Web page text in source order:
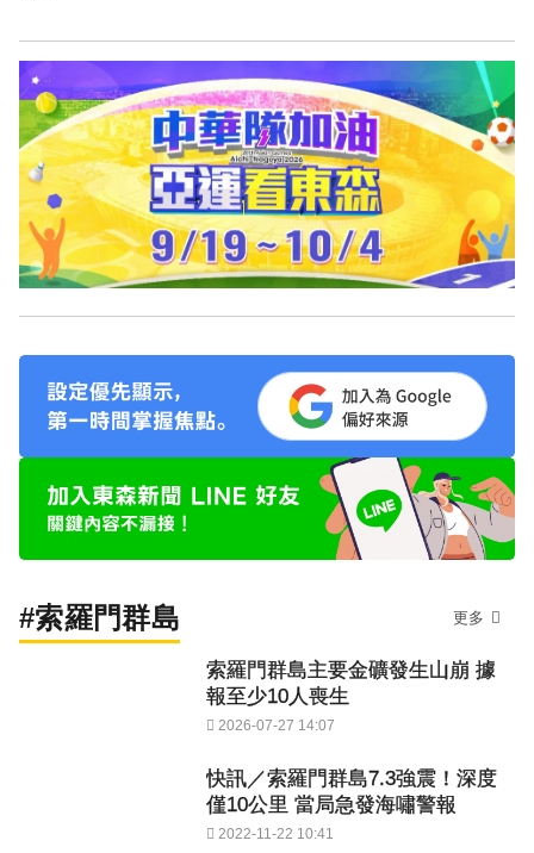
#索羅門群島 更多
索羅門群島主要金礦發生山崩 據
報至少10人喪生
2026-07-27 14:07
快訊／索羅門群島7.3強震！深度
僅10公里 當局急發海嘯警報
2022-11-22 10:41